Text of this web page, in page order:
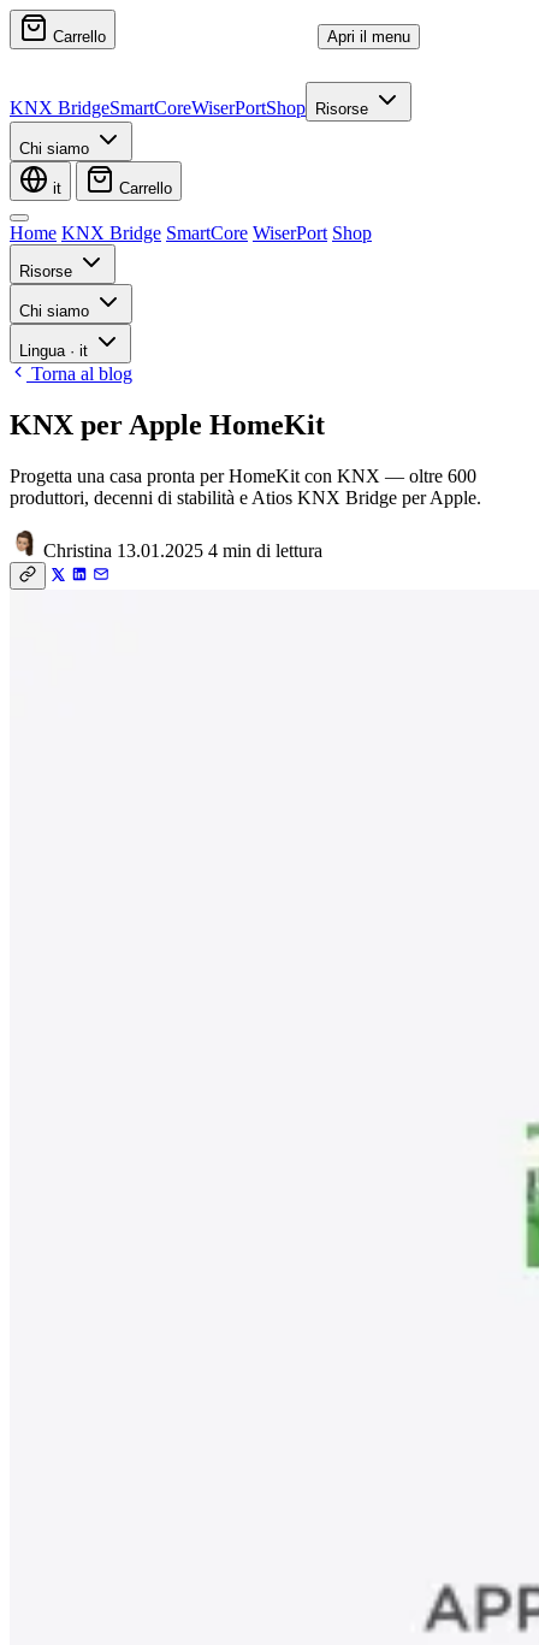
Carrello Apri il menu
KNX BridgeSmartCoreWiserPortShop Risorse
Chi siamo
it Carrello
Home KNX Bridge SmartCore WiserPort Shop
Risorse
Chi siamo
Lingua · it
Torna al blog
KNX per Apple HomeKit
Progetta una casa pronta per HomeKit con KNX — oltre 600
produttori, decenni di stabilità e Atios KNX Bridge per Apple.
Christina 13.01.2025 4 min di lettura